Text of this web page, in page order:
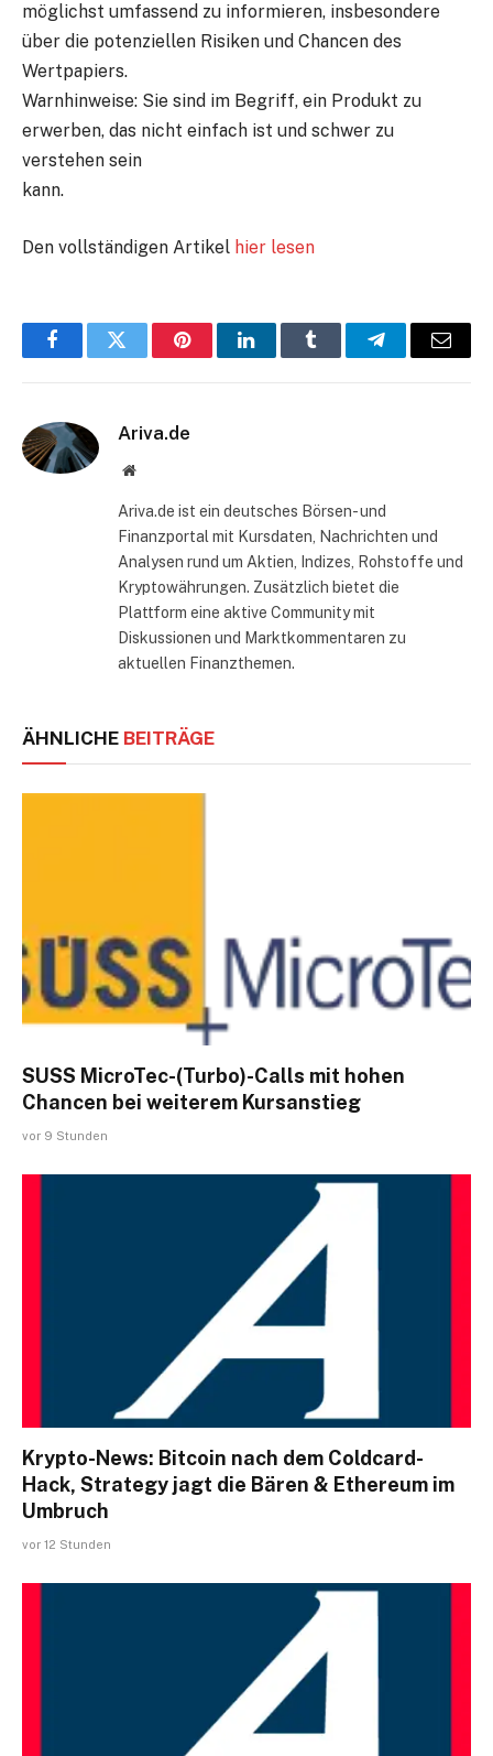
möglichst umfassend zu informieren, insbesondere
über die potenziellen Risiken und Chancen des
Wertpapiers.
Warnhinweise: Sie sind im Begriff, ein Produkt zu
erwerben, das nicht einfach ist und schwer zu
verstehen sein
kann.
Den vollständigen Artikel hier lesen
FacebookTwitter PinterestLinkedInTumblr TelegramE-
Ariva.de
Website
Ariva.de ist ein deutsches Börsen- und
Finanzportal mit Kursdaten, Nachrichten und
Analysen rund um Aktien, Indizes, Rohstoffe und
Kryptowährungen. Zusätzlich bietet die
Plattform eine aktive Community mit
Diskussionen und Marktkommentaren zu
aktuellen Finanzthemen.
ÄHNLICHE BEITRÄGE
SUSS MicroTec-(Turbo)-Calls mit hohen
Chancen bei weiterem Kursanstieg
vor 9 Stunden
Krypto-News: Bitcoin nach dem Coldcard-
Hack, Strategy jagt die Bären & Ethereum im
Umbruch
vor 12 Stunden